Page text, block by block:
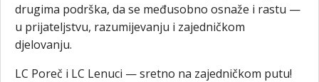
drugima podrška, da se međusobno osnaže i rastu —
u prijateljstvu, razumijevanju i zajedničkom
djelovanju.
LC Poreč i LC Lenuci — sretno na zajedničkom putu!